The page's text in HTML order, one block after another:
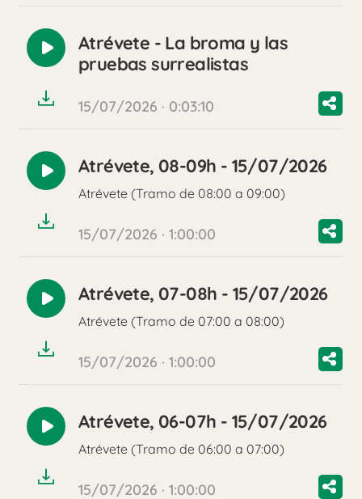
Reproducir
audio
Atrévete - La broma y las
pruebas surrealistas
15/07/2026 · 0:03:10
Reproducir
audio
Atrévete, 08-09h - 15/07/2026
Atrévete (Tramo de 08:00 a 09:00)
15/07/2026 · 1:00:00
Reproducir
audio
Atrévete, 07-08h - 15/07/2026
Atrévete (Tramo de 07:00 a 08:00)
15/07/2026 · 1:00:00
Reproducir
audio
Atrévete, 06-07h - 15/07/2026
Atrévete (Tramo de 06:00 a 07:00)
15/07/2026 · 1:00:00